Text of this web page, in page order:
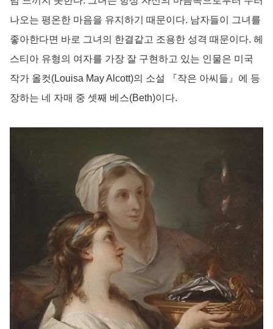
나오는 평온한 마음을 유지하기 때문이다. 남자들이 그녀를
좋아한다면 바로 그녀의 한결같고 조용한 성격 때문이다. 헤
스티아 유형의 여자를 가장 잘 구현하고 있는 인물은 미국
작가 올컷(Louisa May Alcott)의 소설 『작은 아씨들』에 등
장하는 네 자매 중 셋째 베스(Beth)이다.